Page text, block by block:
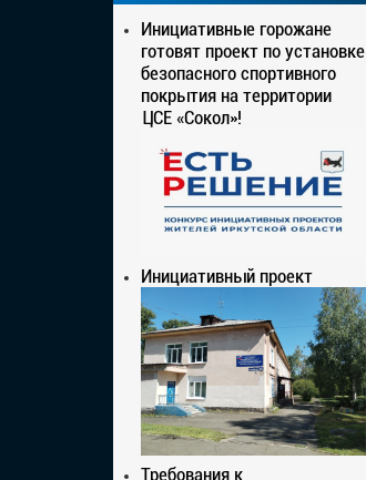
Инициативные горожане
готовят проект по установке
безопасного спортивного
покрытия на территории
ЦСЕ «Сокол»!
Инициативный проект
Требования к